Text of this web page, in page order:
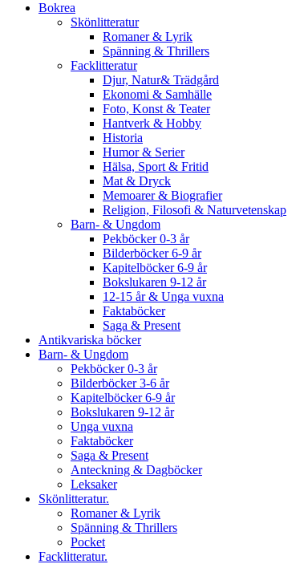
Bokrea
Skönlitteratur
Romaner & Lyrik
Spänning & Thrillers
Facklitteratur
Djur, Natur& Trädgård
Ekonomi & Samhälle
Foto, Konst & Teater
Hantverk & Hobby
Historia
Humor & Serier
Hälsa, Sport & Fritid
Mat & Dryck
Memoarer & Biografier
Religion, Filosofi & Naturvetenskap
Barn- & Ungdom
Pekböcker 0-3 år
Bilderböcker 6-9 år
Kapitelböcker 6-9 år
Bokslukaren 9-12 år
12-15 år & Unga vuxna
Faktaböcker
Saga & Present
Antikvariska böcker
Barn- & Ungdom
Pekböcker 0-3 år
Bilderböcker 3-6 år
Kapitelböcker 6-9 år
Bokslukaren 9-12 år
Unga vuxna
Faktaböcker
Saga & Present
Anteckning & Dagböcker
Leksaker
Skönlitteratur.
Romaner & Lyrik
Spänning & Thrillers
Pocket
Facklitteratur.